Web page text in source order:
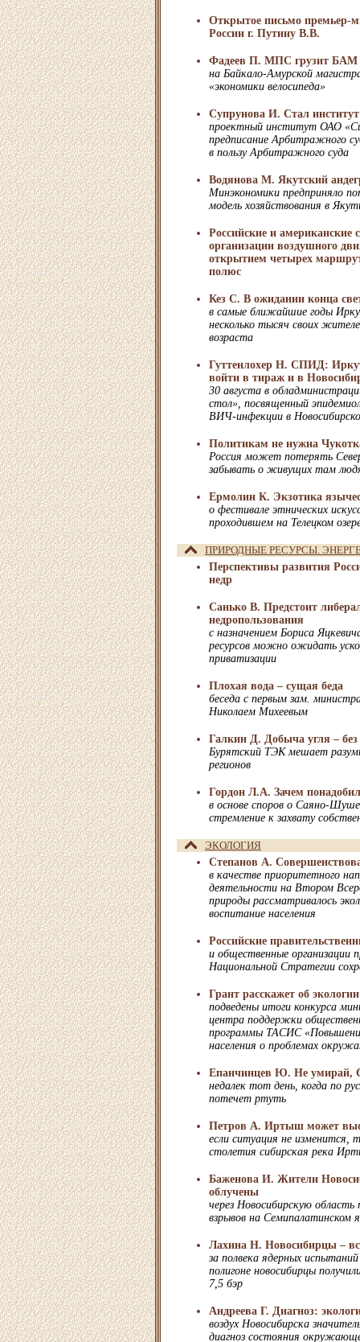
Открытое письмо премьер-
России г. Путину В.В.
Фадеев П. МПС грузит БАМ
на Байкало-Амурской
«экономики велосипеда»
Супрунова И. Стал
проектный институт ОАО
предписание Арбитражного
в пользу Арбитражного суда
Водянова М. Якутский
Минэкономики предприняло
модель хозяйствования в
Российские и американские
организации воздушного
открытием четырех
полюс
Кез С. В ожидании конца
в самые ближайшие годы
несколько тысяч своих
возраста
Гуттенлохер Н. СПИД:
войти в тираж и в
30 августа в
стол», посвященный
ВИЧ-инфекции в
Политикам не нужна
Россия может потерять
забывать о живущих там
Ермолин К. Экзотика
о фестивале этнических
проходившем на Телецком
ПРИРОДНЫЕ РЕСУРСЫ.
Перспективы развития
недр
Санько В. Предстоит
недропользования
с назначением Бориса
ресурсов можно ожидать
приватизации
Плохая вода – сущая беда
беседа с первым зам.
Николаем Михеевым
Галкин Д. Добыча угля –
Бурятский ТЭК мешает
регионов
Гордон Л.А. Зачем
в основе споров о Саяно-
стремление к захвату
ЭКОЛОГИЯ
Степанов А.
в качестве приоритетного
деятельности на Втором
природы рассматривалось
воспитание населения
Российские
и общественные организации
Национальной Стратегии
Грант расскажет об экологии
подведены итоги конкурса
центра поддержки
программы ТАСИС
населения о проблемах
Епанчинцев Ю. Не умирай,
недалек тот день, когда по
потечет ртуть
Петров А. Иртыш может
если ситуация не изменится,
столетия сибирская река
Баженова И. Жители
облучены
через Новосибирскую
взрывов на Семипалатинском
Лахина Н. Новосибирцы –
за полвека ядерных
полигоне новосибирцы
7,5 бэр
Андреева Г. Диагноз:
воздух Новосибирска
диагноз состояния